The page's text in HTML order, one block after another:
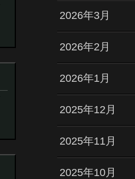
2026年3月
2026年2月
2026年1月
2025年12月
2025年11月
2025年10月